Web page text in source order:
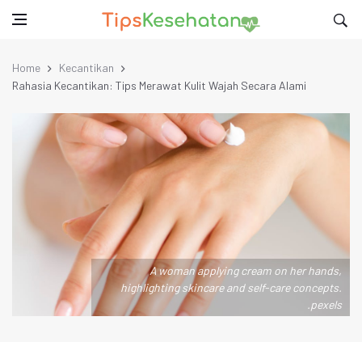
Home
Kecantikan
Rahasia Kecantikan: Tips Merawat Kulit Wajah Secara Alami
A woman applying cream on her hands,
highlighting skincare and self-care concepts.
.pexels